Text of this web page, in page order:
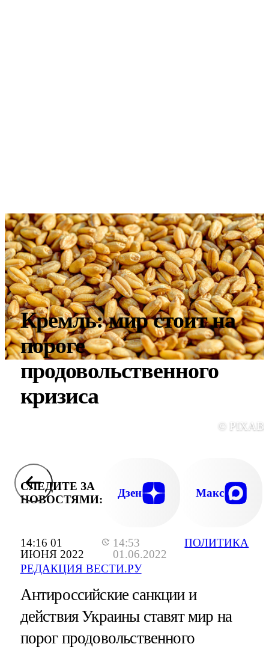
14:16 01
ИЮНЯ 2022
14:53
01.06.2022
РЕДАКЦИЯ ВЕСТИ.РУ
ПОЛИТИКА
Кремль: мир стоит на
пороге
продовольственного
кризиса
©
СЛЕДИТЕ ЗА
НОВОСТЯМИ:
Дзен Макс
Антироссийские санкции и
действия Украины ставят мир на
порог продовольственного